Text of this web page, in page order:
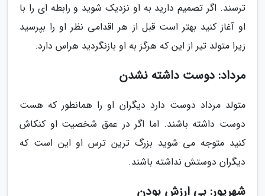
ترسند. اگر تصمیم دارید به او نزدیک شوید و رابطه ای را با
او آغاز کنید بهتر است قبل از هر اقدامی نظر او را بپرسید
زیرا متولد تیر از این که هرگز به او بازنگردید هراس دارد.
مرداد: دوست داشته نشدن
متولد مرداد دوست دارد دیگران او را همانطور که هست
دوست داشته باشند. اما اگر در عمق شخصیت او کنکاش
کنید متوجه می شوید بزرگ ترین ترس او این است که
دیگران دوستش نداشته باشند.
شهریور: بی ارزش بودن